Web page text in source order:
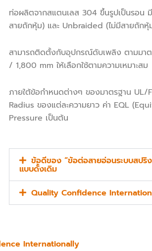
ท่อผลิตจากสแตนเลส 304 ขึ้นรูปเป็นรอน
สายถักหุ้ม) และ Unbraided (ไม่มีสายถั
สามารถติดตั้งกับอุปกรณ์ดับเพลิง ตามมา
/ 1,800 mm ให้เลือกใช้ตามความเหมาะสม
ภายใต้ข้อกำหนดต่างๆ ของมาตรฐาน
Radius ของแต่ละความยาว ค่า EQL
Pressure เป็นต้น
ข้อดีของ “ข้อต่อสายอ่อนระบบสปริง
แบบดั้งเดิม
Quality Confidence
Internationally